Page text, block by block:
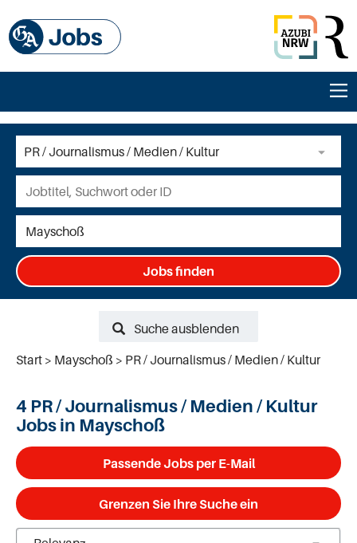
Jobs finden
Suche ausblenden
Start
Mayschoß PR / Journalismus / Medien / Kultur
4 PR / Journalismus / Medien / Kultur
Jobs in Mayschoß
Passende Jobs per E-Mail
Grenzen Sie Ihre Suche ein